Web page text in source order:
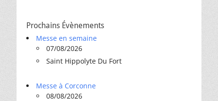
Prochains Évènements
Messe en semaine
07/08/2026
Saint Hippolyte Du Fort
Messe à Corconne
08/08/2026